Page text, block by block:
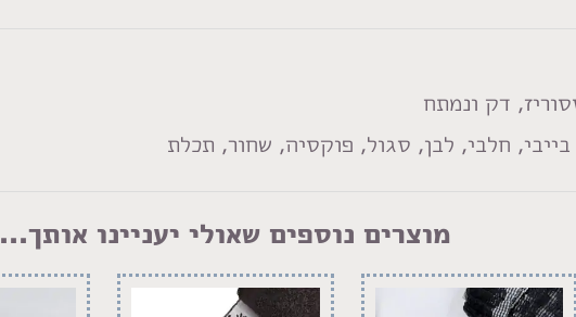
דק ונמתח
בייבי, חלבי, לבן, סגול, פוקסיה, שחור, תכלת
מוצרים נוספים שאולי יעניינו אותך...